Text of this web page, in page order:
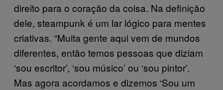
direito para o coração da coisa. Na definição
dele, steampunk é um lar lógico para mentes
criativas. “Muita gente aqui vem de mundos
diferentes, então temos pessoas que diziam
‘sou escritor’, ‘sou músico’ ou ‘sou pintor’.
Mas agora acordamos e dizemos ‘Sou um